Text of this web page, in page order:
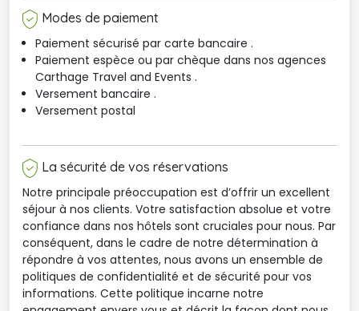
Modes de paiement
Paiement sécurisé par carte bancaire .
Paiement espèce ou par chèque dans nos agences
Carthage Travel and Events .
Versement bancaire .
Versement postal
La sécurité de vos réservations
Notre principale préoccupation est d’offrir un excellent
séjour à nos clients. Votre satisfaction absolue et votre
confiance dans nos hôtels sont cruciales pour nous. Par
conséquent, dans le cadre de notre détermination à
répondre à vos attentes, nous avons un ensemble de
politiques de confidentialité et de sécurité pour vos
informations. Cette politique incarne notre